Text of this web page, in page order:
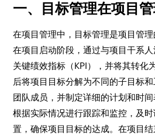
一、目标管理在项目
在项目管理中，目标管理是项目管理
在项目启动阶段，通过与项目干系
关键绩效指标（KPI），并将其转化
后将项目目标分解为不同的子目标
团队成员，并制定详细的计划和时间
根据实际情况进行跟踪和监控，及
置，确保项目目标的达成。在项目